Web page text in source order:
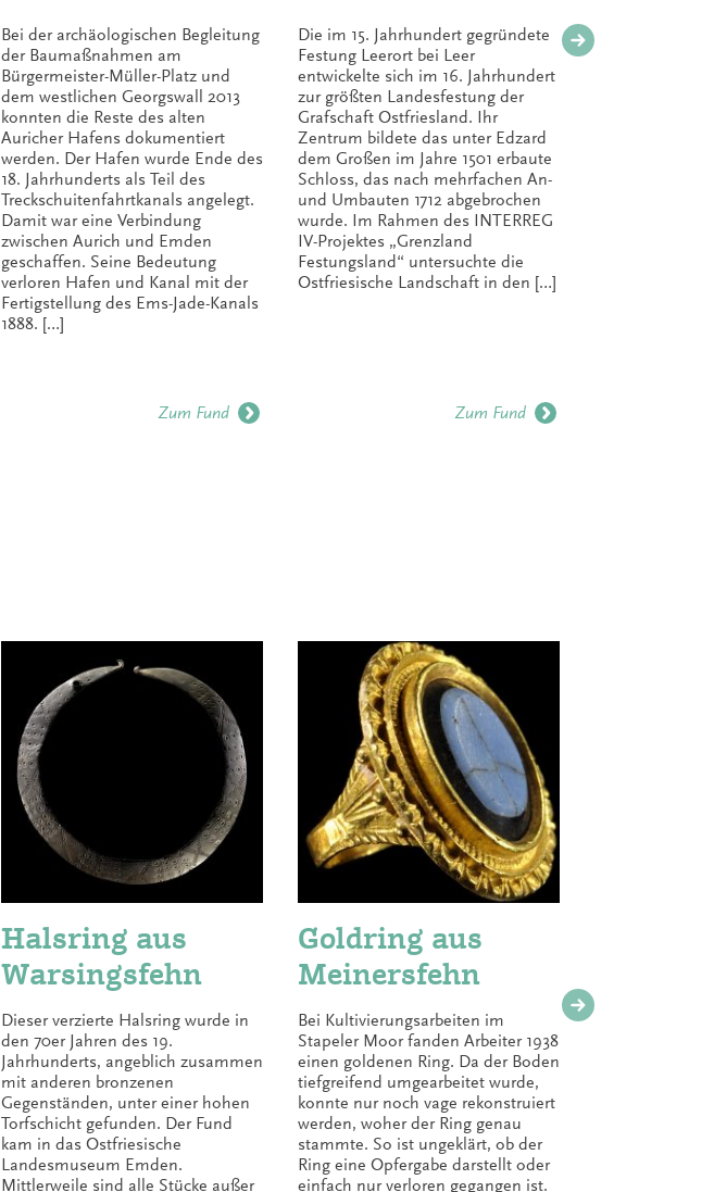
Bei der archäologischen Begleitung
der Baumaßnahmen am
Bürgermeister-Müller-Platz und
dem westlichen Georgswall 2013
konnten die Reste des alten
Auricher Hafens dokumentiert
werden. Der Hafen wurde Ende des
18. Jahrhunderts als Teil des
Treckschuitenfahrtkanals angelegt.
Damit war eine Verbindung
zwischen Aurich und Emden
geschaffen. Seine Bedeutung
verloren Hafen und Kanal mit der
Fertigstellung des Ems-Jade-Kanals
1888. […]
Zum Fund
Die im 15. Jahrhundert gegründete
Festung Leerort bei Leer
entwickelte sich im 16. Jahrhundert
zur größten Landesfestung der
Grafschaft Ostfriesland. Ihr
Zentrum bildete das unter Edzard
dem Großen im Jahre 1501 erbaute
Schloss, das nach mehrfachen An-
und Umbauten 1712 abgebrochen
wurde. Im Rahmen des INTERREG
IV-Projektes „Grenzland
Festungsland“ untersuchte die
Ostfriesische Landschaft in den […]
Zum Fund
Halsring aus
Warsingsfehn
Dieser verzierte Halsring wurde in
den 70er Jahren des 19.
Jahrhunderts, angeblich zusammen
mit anderen bronzenen
Gegenständen, unter einer hohen
Torfschicht gefunden. Der Fund
kam in das Ostfriesische
Landesmuseum Emden.
Mittlerweile sind alle Stücke außer
Goldring aus
Meinersfehn
Bei Kultivierungsarbeiten im
Stapeler Moor fanden Arbeiter 1938
einen goldenen Ring. Da der Boden
tiefgreifend umgearbeitet wurde,
konnte nur noch vage rekonstruiert
werden, woher der Ring genau
stammte. So ist ungeklärt, ob der
Ring eine Opfergabe darstellt oder
einfach nur verloren gegangen ist.